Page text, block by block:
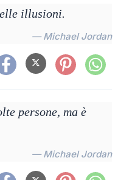
illusioni.
— Michael Jordan
persone, ma è
— Michael Jordan